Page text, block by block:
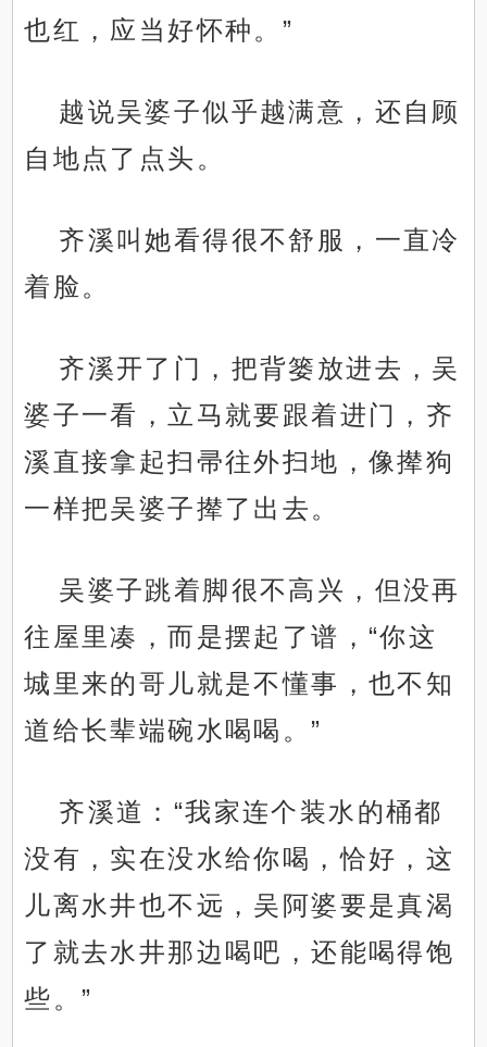
也红，应当好怀种。”
越说吴婆子似乎越满意，还自顾
自地点了点头。
齐溪叫她看得很不舒服，一直冷
着脸。
齐溪开了门，把背篓放进去，吴
婆子一看，立马就要跟着进门，齐
溪直接拿起扫帚往外扫地，像撵狗
一样把吴婆子撵了出去。
吴婆子跳着脚很不高兴，但没再
往屋里凑，而是摆起了谱，“你这
城里来的哥儿就是不懂事，也不知
道给长辈端碗水喝喝。”
齐溪道：“我家连个装水的桶都
没有，实在没水给你喝，恰好，这
儿离水井也不远，吴阿婆要是真渴
了就去水井那边喝吧，还能喝得饱
些。”